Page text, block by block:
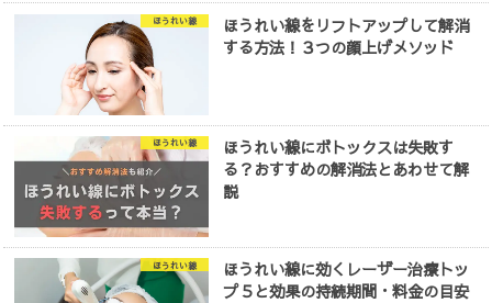
ほうれい線
ほうれい線をリフトアップして解消
する方法！３つの顔上げメソッド
ほうれい線
ほうれい線にボトックスは失敗す
る？おすすめの解消法とあわせて解
説
ほうれい線
ほうれい線に効くレーザー治療トッ
プ５と効果の持続期間・料金の目安